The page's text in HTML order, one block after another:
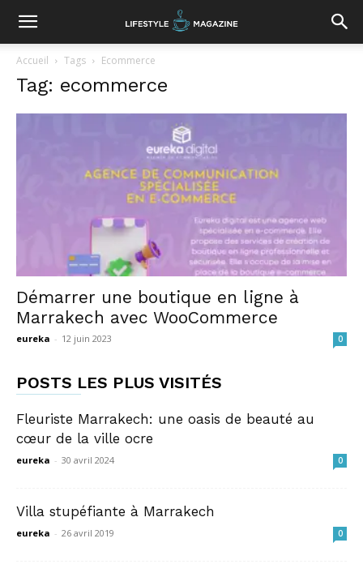
Accueil Tags Ecommerce
Tag: ecommerce
Démarrer une boutique en ligne à
Marrakech avec WooCommerce
eureka - 12 juin 2023 0
POSTS LES PLUS VISITÉS
Fleuriste Marrakech: une oasis de beauté au
cœur de la ville ocre
eureka - 30 avril 2024 0
Villa stupéfiante à Marrakech
eureka - 26 avril 2019 0